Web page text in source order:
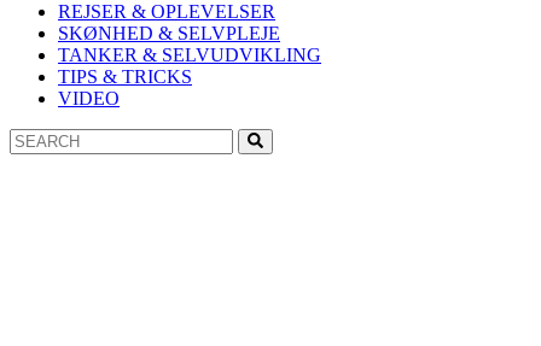
REJSER & OPLEVELSER
SKØNHED & SELVPLEJE
TANKER & SELVUDVIKLING
TIPS & TRICKS
VIDEO
Search
for: